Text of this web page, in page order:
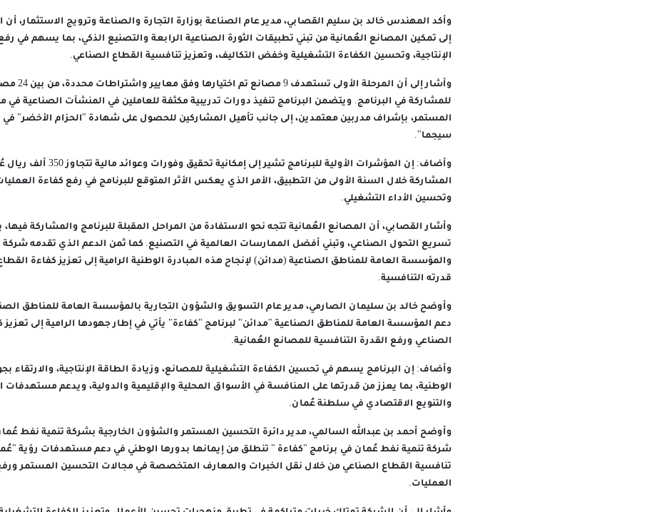
وأكد المهندس خالد بن سليم القصابي، مدير عام الصناعة بوزارة التجارة والصناعة وترويج الاستثمار، أن
إلى تمكين المصانع العُمانية من تبني تطبيقات الثورة الصناعية الرابعة والتصنيع الذكي، بما يسهم في
الإنتاجية، وتحسين الكفاءة التشغيلية وخفض التكاليف، وتعزيز تنافسية القطاع الصناعي.
وأشار إلى أن المرحلة
للمشاركة في البرنامج. ويتضمن البرنامج تنفيذ دورات تدريبية مكثفة للعاملين في المنشآت الصناعية في
سيجما".
وأضاف: إن المؤشرات الأولية للبرنامج تشير إلى
المشاركة خلال السنة الأولى من التطبيق، الأمر الذي يعكس الأثر المتوقع للبرنامج في رفع كفاءة العمليات
وتحسين الأداء التشغيلي.
وأشار القصابي، أن المصانع العُمانية تتجه نحو الاستفادة من المراحل المقبلة للبرنامج والمشاركة
تسريع التحول الصناعي، وتبني أفضل الممارسات العالمية في التصنيع. كما ثمن الدعم الذي تقدمه
والمؤسسة العامة للمناطق الصناعية (مدائن) لإنجاح هذه المبادرة الوطنية الرامية إلى تعزيز كفاءة
قدرته التنافسية.
وأوضح خالد بن سليمان الصارمي، مدير عام التسويق والشؤون التجارية بالمؤسسة العامة للمناطق
دعم المؤسسة العامة للمناطق الصناعية "مدائن" لبرنامج "كفاءة" يأتي في إطار جهودها الرامية إلى تعزيز
الصناعي ورفع القدرة التنافسية للمصانع العُمانية.
وأضاف: إن البرنامج يسهم في تحسين الكفاءة التشغيلية للمصانع، وزيادة الطاقة الإنتاجية، والارتقاء
الوطنية، بما يعزز من قدرتها على المنافسة في الأسواق المحلية والإقليمية والدولية، ويدعم مستهدفات
والتنويع الاقتصادي في سلطنة عُمان.
وأوضح أحمد بن عبدالله السالمي، مدير دائرة التحسين المستمر والشؤون الخارجية بشركة تنمية نفط
تنافسية القطاع الصناعي من خلال نقل الخبرات والمعارف المتخصصة في مجالات التحسين المستمر
العمليات.